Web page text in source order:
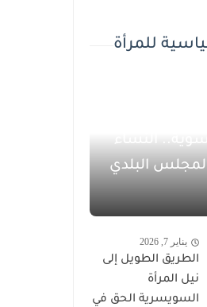
للمرأة
النساء
البلدي
يناير 7, 2026
الطريق الطويل إلى
نيل المرأة
السويسرية الحق في